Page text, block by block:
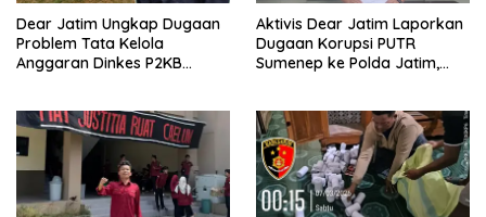
Dear Jatim Ungkap Dugaan
Problem Tata Kelola
Anggaran Dinkes P2KB
Aktivis Dear Jatim Laporkan
Dugaan Korupsi PUTR
Sumenep ke Polda Jatim,